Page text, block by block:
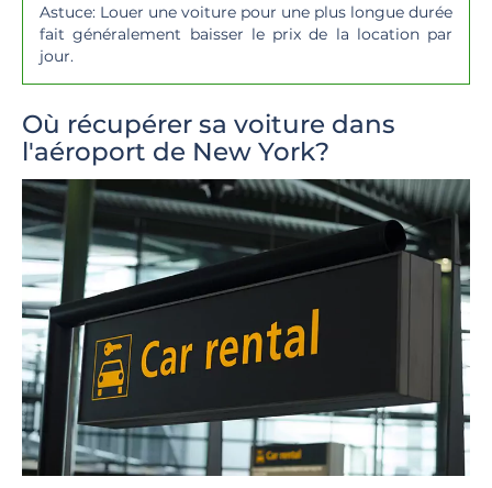
Astuce: Louer une voiture pour une plus longue durée
fait généralement baisser le prix de la location par
jour.
Où récupérer sa voiture dans
l'aéroport de New York?